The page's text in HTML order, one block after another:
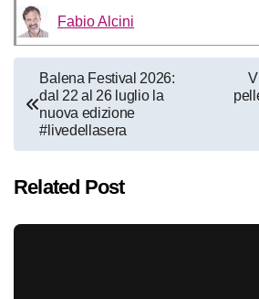
Fabio Alcini
Navigazione
articoli
Balena Festival 2026:
dal 22 al 26 luglio la
nuova edizione
#livedellasera
Related Post